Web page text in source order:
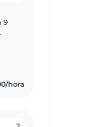
9
hora